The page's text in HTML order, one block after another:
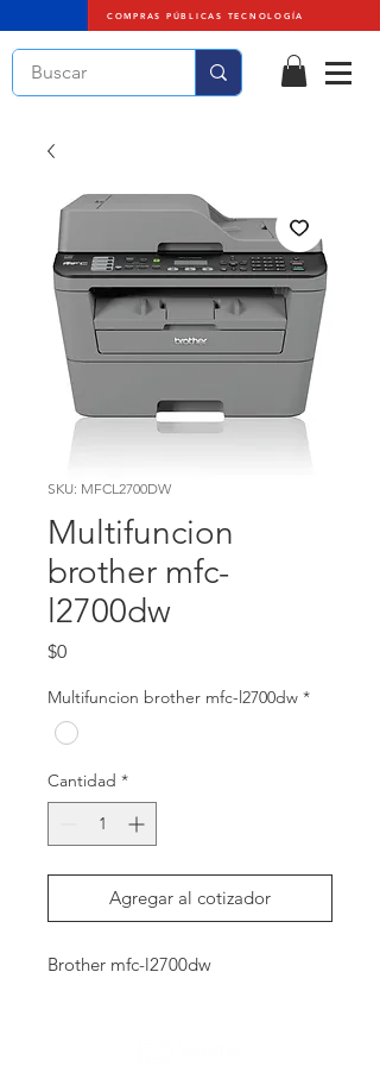
COMPRAS PÚBLICAS TECNOLOGÍA
SKU: MFCL2700DW
Multifuncion
brother mfc-
l2700dw
$0Precio
Multifuncion brother mfc-l2700dw *
Cantidad *
Agregar al cotizador
Brother mfc-l2700dw